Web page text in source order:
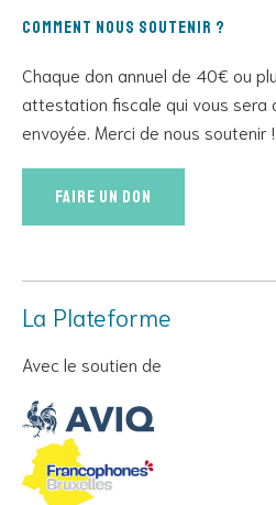
Comment nous soutenir ?
Chaque don annuel de 40€ ou
attestation fiscale qui vous sera
envoyée. Merci de nous soutenir !
Faire un don
La Plateforme
Avec le soutien de